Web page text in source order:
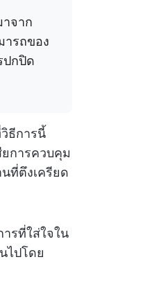
จาก
รถของ
ปกปิด
ธีการนี้
การควบคุม
ที่ตึงเครียด
รที่ใส่ใจใน
ไปโดย